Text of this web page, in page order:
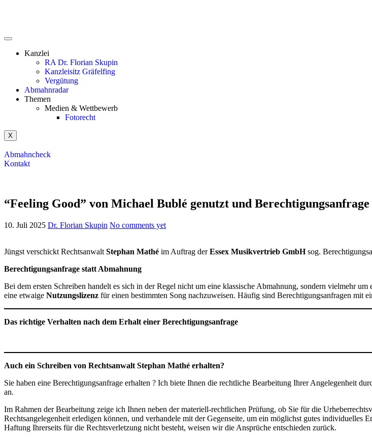
Kanzlei
RA Dr. Florian Skupin
Kanzleisitz Gräfelfing
Vergütung
Abmahnradar
Themen
Medien & Wettbewerb
Fotorecht
X
Abmahncheck
Kontakt
“Feeling Good” von Michael Bublé genutzt und
10. Juli 2025 Dr. Florian Skupin No comments yet
Jüngst verschickt Rechtsanwalt Stephan Mathé im Auftrag derEssex Musikvertrieb GmbHsog.
Berechtigungsanfrage statt Abmahnung
Bei dem ersten Schreiben handelt es sich in der Regel nicht um eine klassische Abmahnung, sondern vielmehr um
eine etwaige Nutzungslizenz für einen bestimmten Song nachzuweisen. Häufig sind Berechtigungsanfragen mit
Das richtige Verhalten nach dem Erhalt einer Berechtigungsanfrage
Auch ein Schreiben von Rechtsanwalt Stephan Mathé erhalten?
Sie haben eine Berechtigungsanfrage erhalten ? Ich biete Ihnen die rechtliche Bearbeitung Ihrer Angelegenheit
an.
Im Rahmen der Bearbeitung zeige ich Ihnen neben der materiell-rechtlichen Prüfung, ob Sie für die
Rechtsangelegenheit erledigen können, und verhandele mit der Gegenseite, um ein möglichst gutes
Haftung Ihrerseits für die Rechtsverletzung nicht besteht, weisen wir die Ansprüche entschieden zurück.